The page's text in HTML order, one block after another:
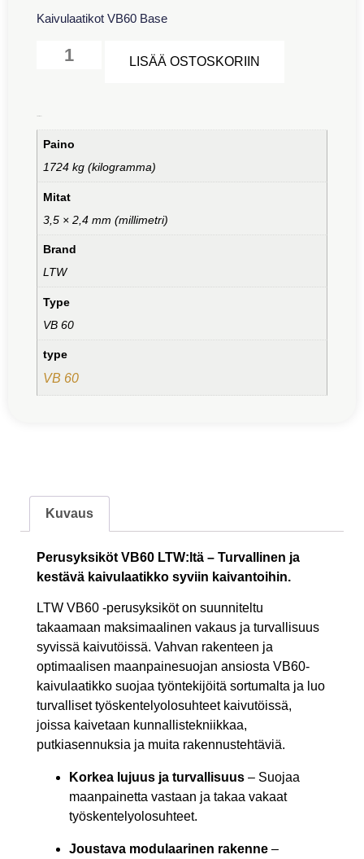
Kaivulaatikot VB60 Base
LISÄÄ OSTOSKORIIN
Paino
1724 kg (kilogramma)
Mitat
3,5 × 2,4 mm (millimetri)
Brand
LTW
Type
VB 60
type
VB 60
Kuvaus
Perusyksiköt VB60 LTW:ltä – Turvallinen ja
kestävä kaivulaatikko syviin kaivantoihin.
LTW VB60 -perusyksiköt on suunniteltu
takaamaan maksimaalinen vakaus ja turvallisuus
syvissä kaivutöissä. Vahvan rakenteen ja
optimaalisen maanpainesuojan ansiosta VB60-
kaivulaatikko suojaa työntekijöitä sortumalta ja luo
turvalliset työskentelyolosuhteet kaivutöissä,
joissa kaivetaan kunnallistekniikkaa,
putkiasennuksia ja muita rakennustehtäviä.
Korkea lujuus ja turvallisuus – Suojaa
maanpainetta vastaan ja takaa vakaat
työskentelyolosuhteet.
Joustava modulaarinen rakenne –